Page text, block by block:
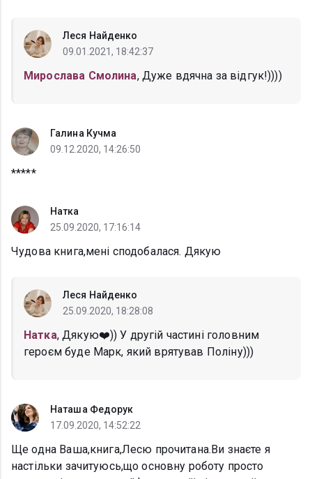
Леся Найденко
09.01.2021, 18:42:37
Мирослава Смолина, Дуже вдячна за відгук!))))
Галина Кучма
09.12.2020, 14:26:50
*****
Натка
25.09.2020, 17:16:14
Чудова книга,мені сподобалася. Дякую
Леся Найденко
25.09.2020, 18:28:08
Натка, Дякую❤️)) У другій частині головним
героєм буде Марк, який врятував Поліну)))
Наташа Федорук
17.09.2020, 14:52:22
Ще одна Ваша,книга,Лесю прочитана.Ви знаєте я
настільки зачитуюсь,що основну роботу просто